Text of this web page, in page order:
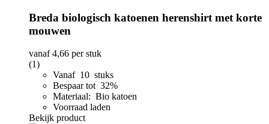
Breda biologisch katoenen herenshirt met korte
mouwen
vanaf4,66 per stuk
(1)
Vanaf 10 stuks
Bespaar tot 32%
Materiaal: Bio katoen
Voorraad laden
Bekijk product